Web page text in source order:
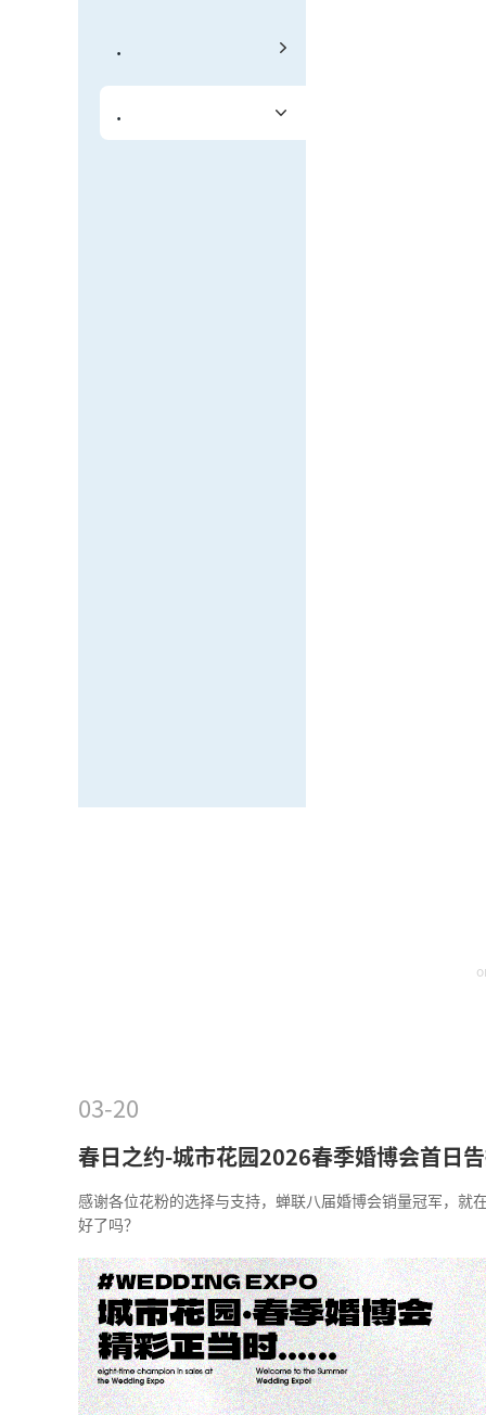
.
.
03-20
春日之约-城市花园2026春季婚博会首日
感谢各位花粉的选择与支持，蝉联八届婚博会销量冠军，就
好了吗？